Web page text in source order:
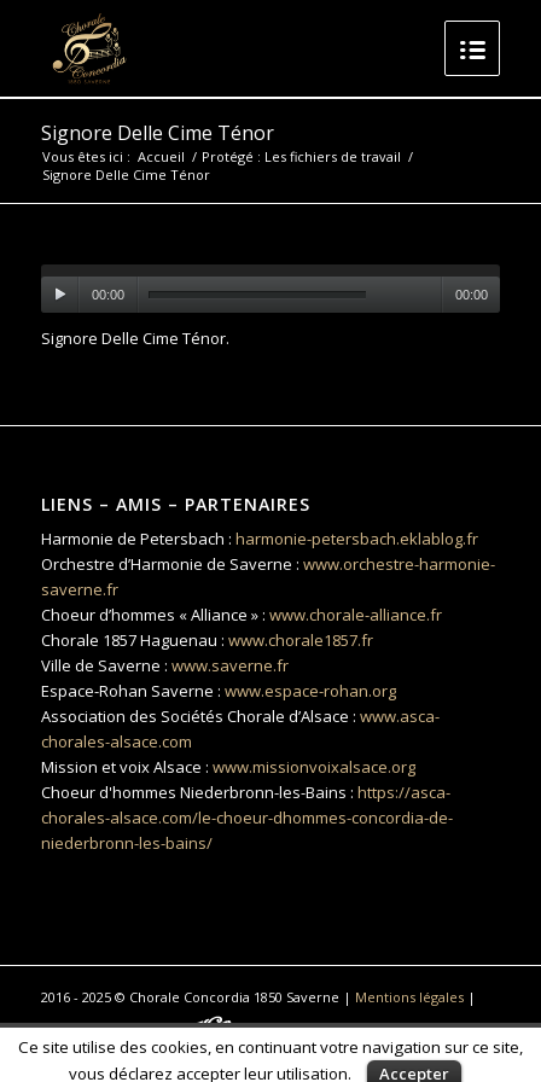
Signore Delle Cime Ténor
Vous êtes ici : Accueil / Protégé : Les fichiers de travail /
Signore Delle Cime Ténor
00:00 00:00
Signore Delle Cime Ténor.
LIENS – AMIS – PARTENAIRES
Harmonie de Petersbach : harmonie-petersbach.eklablog.fr
Orchestre d’Harmonie de Saverne : www.orchestre-harmonie-
saverne.fr
Choeur d’hommes « Alliance » : www.chorale-alliance.fr
Chorale 1857 Haguenau : www.chorale1857.fr
Ville de Saverne : www.saverne.fr
Espace-Rohan Saverne : www.espace-rohan.org
Association des Sociétés Chorale d’Alsace : www.asca-
chorales-alsace.com
Mission et voix Alsace : www.missionvoixalsace.org
Choeur d'hommes Niederbronn-les-Bains : https://asca-
chorales-alsace.com/le-choeur-dhommes-concordia-de-
niederbronn-les-bains/
2016 - 2025 © Chorale Concordia 1850 Saverne | Mentions légales|
Réalisé par Réalisation
Traduction, photographie commerciale
& communication à Saint-Gilles-Croix-de-Vie
Ce site utilise des cookies, en continuant votre navigation sur ce site,
vous déclarez accepter leur utilisation.
Accepter